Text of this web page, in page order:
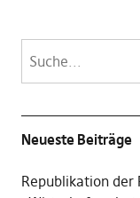
Neueste Beiträge
Republikation der